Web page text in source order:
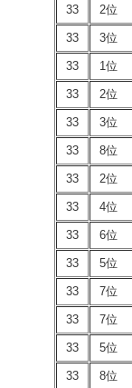
33 2位
33 3位
33 1位
33 2位
33 3位
33 8位
33 2位
33 4位
33 6位
33 5位
33 7位
33 7位
33 5位
33 8位